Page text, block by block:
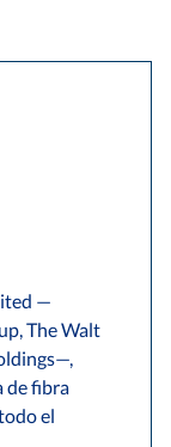
—
The Walt
de fibra
el